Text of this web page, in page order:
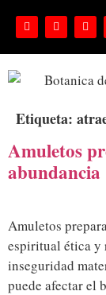
Etiqueta:
Amuletos
abundancia
Amuletos
espiritual ética y
inseguridad
puede afectar el